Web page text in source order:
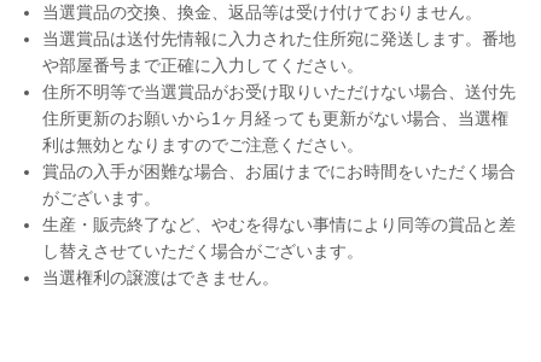
当選賞品の交換、換金、返品等は受け付けておりません。
当選賞品は送付先情報に入力された住所宛に発送します。番地
や部屋番号まで正確に入力してください。
住所不明等で当選賞品がお受け取りいただけない場合、送付先
住所更新のお願いから1ヶ月経っても更新がない場合、当選権
利は無効となりますのでご注意ください。
賞品の入手が困難な場合、お届けまでにお時間をいただく場合
がございます。
生産・販売終了など、やむを得ない事情により同等の賞品と差
し替えさせていただく場合がございます。
当選権利の譲渡はできません。